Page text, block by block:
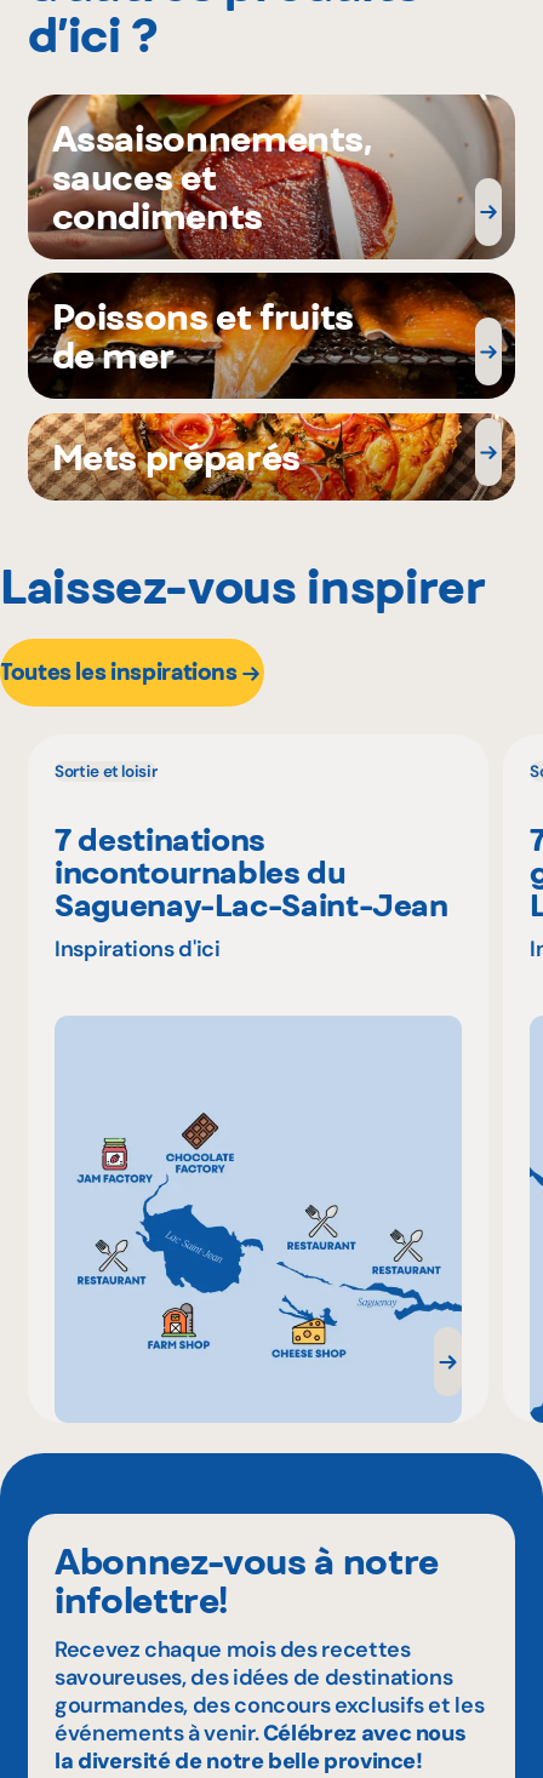
d’ici ?
Assaisonnements,
sauces et
condiments
Poissons et fruits
de mer
Mets préparés
Laissez-vous inspirer
Toutes les inspirations
Sortie et loisir
7 destinations
incontournables du
Saguenay-Lac-Saint-Jean
Inspirations d'ici
Abonnez-vous à notre
infolettre!
Recevez chaque mois des recettes
savoureuses, des idées de destinations
gourmandes, des concours exclusifs et les
événements à venir.Célébrez avec nous
la diversité de notre belle province!